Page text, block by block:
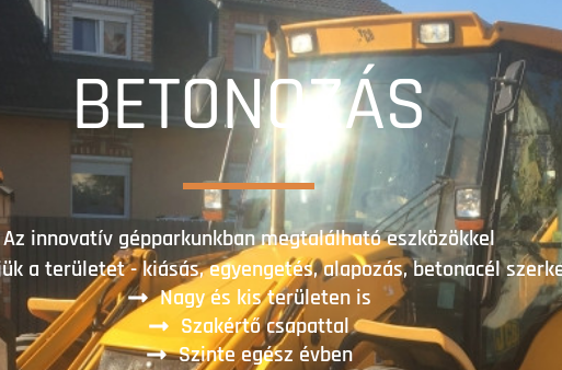
BETONOZÁS
Az innovatív gépparkunkban megtalálható eszközökkel
a területet - kiásás, egyengetés, alapozás, betonacél
Nagy és kis területen is
Szakértő csapattal
Szinte egész évben